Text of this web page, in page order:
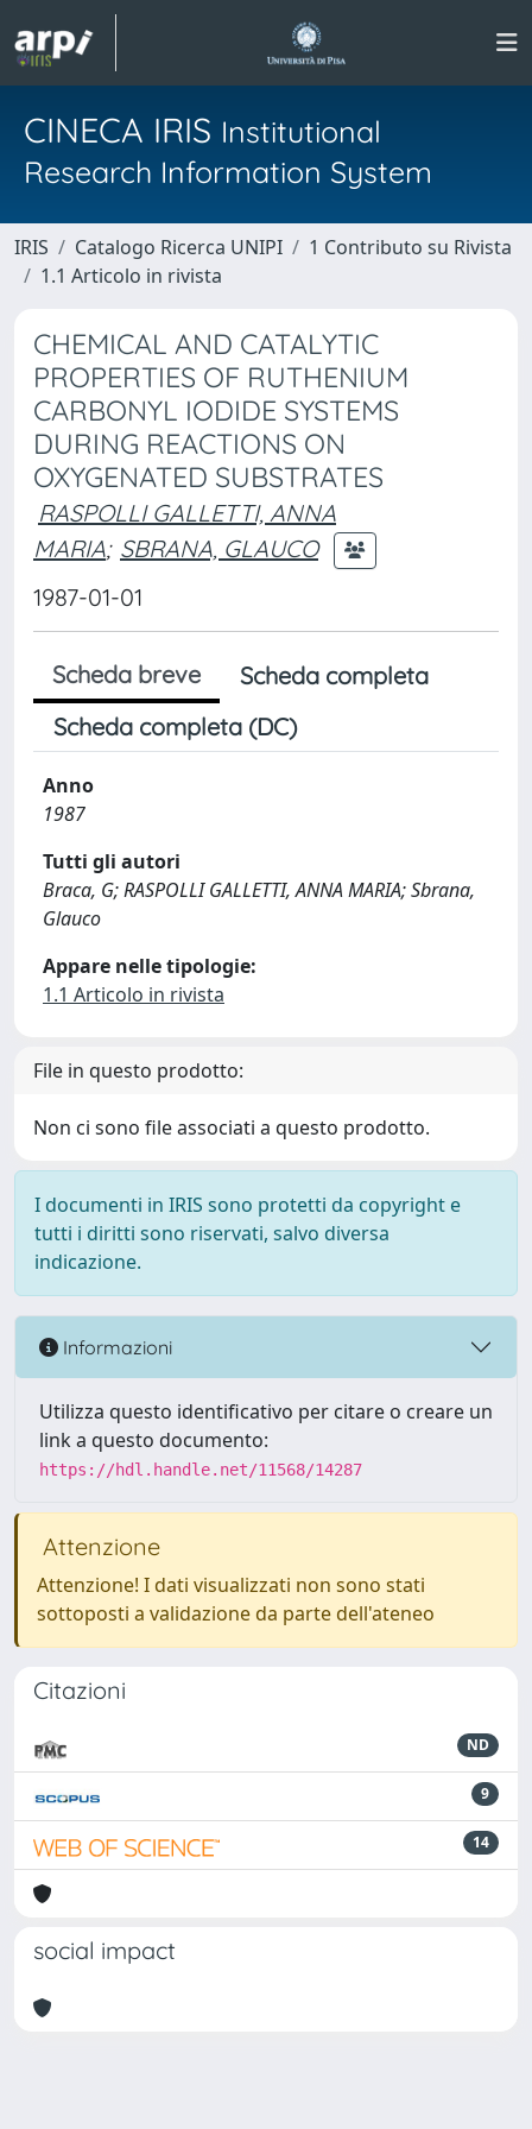
CINECA IRIS Institutional
Research Information System
IRIS Catalogo Ricerca UNIPI
1 Contributo su Rivista
1.1 Articolo in rivista
CHEMICAL AND CATALYTIC
PROPERTIES OF RUTHENIUM
CARBONYL IODIDE SYSTEMS
DURING REACTIONS ON
OXYGENATED SUBSTRATES
RASPOLLI GALLETTI, ANNA
MARIA; SBRANA, GLAUCO
1987-01-01
Scheda breve
Scheda completa
Scheda completa (DC)
Anno
1987
Tutti gli autori
Braca, G; RASPOLLI GALLETTI, ANNA MARIA; Sbrana,
Glauco
Appare nelle tipologie:
1.1 Articolo in rivista
File in questo prodotto:
Non ci sono file associati a questo prodotto.
I documenti in IRIS sono protetti da copyright e
tutti i diritti sono riservati, salvo diversa
indicazione.
Informazioni
Utilizza questo identificativo per citare o creare un
link a questo documento:
https://hdl.handle.net/11568/14287
Attenzione
Attenzione! I dati visualizzati non sono stati
sottoposti a validazione da parte dell'ateneo
Citazioni
ND
9
14
social impact